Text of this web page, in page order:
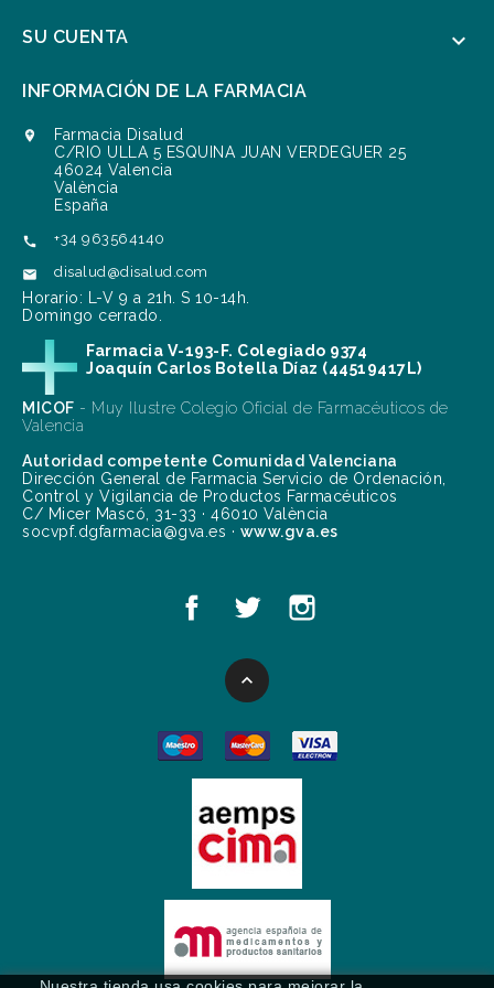
SU CUENTA 
INFORMACIÓN DE LA FARMACIA

Farmacia Disalud
C/RIO ULLA 5 ESQUINA JUAN VERDEGUER 25
46024 Valencia
València
España
 +34 963564140
 disalud@disalud.com
Horario: L-V 9 a 21h. S 10-14h.
Domingo cerrado.
Farmacia V-193-F. Colegiado 9374
Joaquín Carlos Botella Díaz (44519417L)
MICOF - Muy Ilustre Colegio Oficial de Farmacéuticos de
Valencia
Autoridad competente Comunidad Valenciana
Dirección General de Farmacia Servicio de Ordenación,
Control y Vigilancia de Productos Farmacéuticos
C/ Micer Mascó, 31-33 · 46010 València
socvpf.dgfarmacia@gva.es · www.gva.es
